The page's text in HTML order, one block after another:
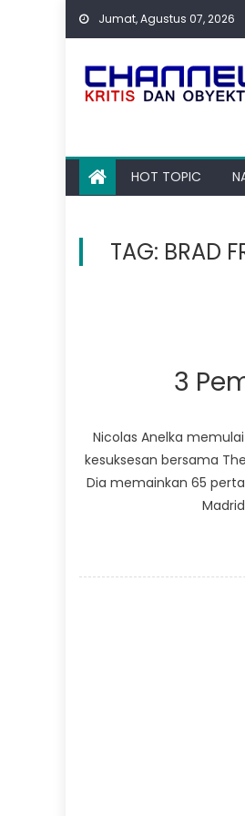
Skip
Jumat, Agustus 07, 2026
HOT TOPIC
TAG: BRAD
3
Nicolas Anelka
kesuksesan bersama
Dia memainkan 65